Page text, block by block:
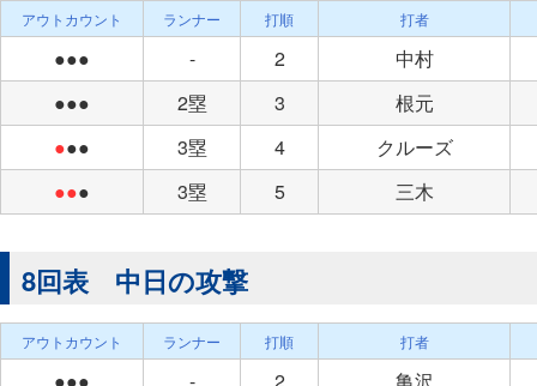
アウトカウント ランナー 打順 打者
●●● - 2
中村
●●●
2塁 3
根元
●●● 3塁 4
クルーズ
●●● 3塁 5 三木
8回表 中日の攻撃
アウトカウント ランナー 打順 打者